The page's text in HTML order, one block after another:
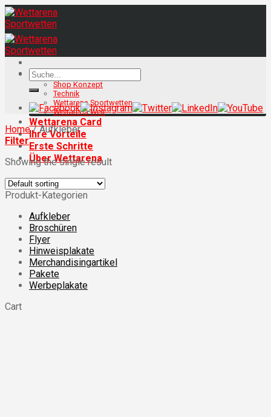
Skip
to
content
Ihr Shop
Shop Konzept
Technik
Wettarena Sportwetten
Wettarena Welt
Wettarena Card
Ihre Vorteile
Erste Schritte
Über Wettarena
Search
for:
Home /Aufkleber
Filter
Showing the single result
Produkt-Kategorien
Aufkleber
Broschüren
Flyer
Hinweisplakate
Merchandisingartikel
Pakete
Werbeplakate
Cart